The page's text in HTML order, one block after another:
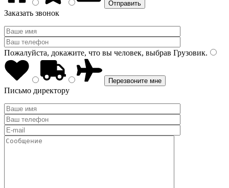
Заказать звонок
Пожалуйста, докажите, что вы человек, выбрав Грузовик.
Письмо директору